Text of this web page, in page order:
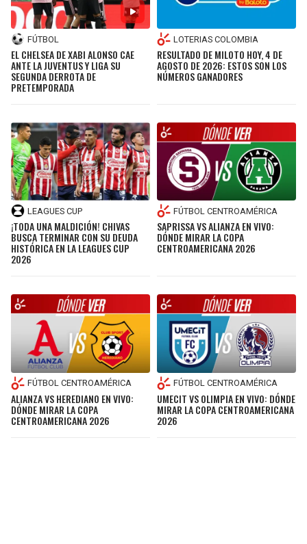
FÚTBOL
EL CHELSEA DE XABI ALONSO CAE
ANTE LA JUVENTUS Y LIGA SU
SEGUNDA DERROTA DE
PRETEMPORADA
LOTERIAS COLOMBIA
RESULTADO DE MILOTO HOY, 4 DE
AGOSTO DE 2026: ESTOS SON LOS
NÚMEROS GANADORES
LEAGUES CUP
¡TODA UNA MALDICIÓN! CHIVAS
BUSCA TERMINAR CON SU DEUDA
HISTÓRICA EN LA LEAGUES CUP
2026
FÚTBOL CENTROAMÉRICA
SAPRISSA VS ALIANZA EN VIVO:
DÓNDE MIRAR LA COPA
CENTROAMERICANA 2026
FÚTBOL CENTROAMÉRICA
ALIANZA VS HEREDIANO EN VIVO:
DÓNDE MIRAR LA COPA
CENTROAMERICANA 2026
FÚTBOL CENTROAMÉRICA
UMECIT VS OLIMPIA EN VIVO: DÓNDE
MIRAR LA COPA CENTROAMERICANA
2026